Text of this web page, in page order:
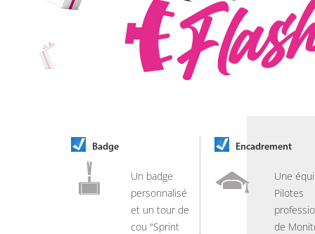
Badge
Un badge
personnalisé
et un tour de
cou "Sprint
Encadrement
Une
Pilotes
de